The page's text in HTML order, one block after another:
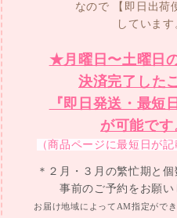
なので 【即日出荷
しています
★月曜日〜土曜日
決済完了した
『即日発送・最短
が可能で
（商品ページに最短日が
＊２月・３月の繁忙期と個
事前のご予約をお願い
お届け地域によってAM指定がで